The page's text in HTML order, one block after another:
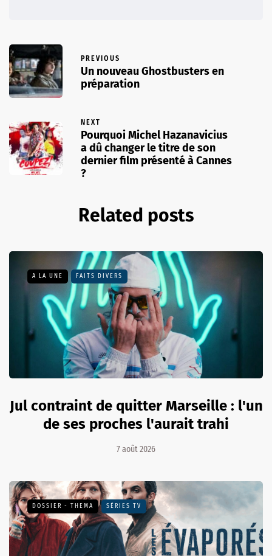
PREVIOUS
Un nouveau Ghostbusters en
préparation
NEXT
Pourquoi Michel Hazanavicius
a dû changer le titre de son
dernier film présenté à Cannes
?
Related posts
A LA UNE FAITS DIVERS
Jul contraint de quitter Marseille : l'un
de ses proches l'aurait trahi
7 août 2026
DOSSIER - THEMA SÉRIES TV